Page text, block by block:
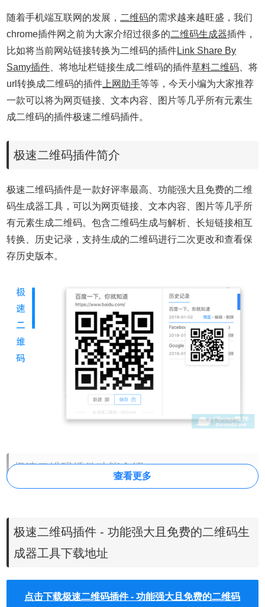
随着手机端互联网的发展， 二维码的需求越来越旺盛，我们
chrome插件网之前为大家介绍过很多的二维码生成器插件，
比如将当前网站链接转换为二维码的插件Link Share By
Samy插件 、将地址栏链接生成二维码的插件草料二维码 、将
url转换成二维码的插件 上网助手等等，今天小编为大家推荐
一款可以将为网页链接、文本内容、图片等几乎所有元素生
成二维码的插件极速二维码插件。
极速二维码插件简介
极速二维码插件是一款好评率最高、功能强大且免费的二维
码生成器工具，可以为网页链接、文本内容、图片等几乎所
有元素生成二维码。包含二维码生成与解析、长短链接相互
转换、历史记录，支持生成的二维码进行二次更改和查看保
存历史版本。
极速二维码插件功能介绍
2. 二维码可以缓存在本地，并且可以跨Tab展示
3. 二维码标题及链接可以修改及保存
4. 二维码可以下载及保存
5. 支持IP动态替换，本地开发不用每天改IP
7. 支持在网页视频中（截图）识别二维码
查看更多
极速二维码插件 - 功能强大且免费的二维码生
成器工具下载地址
点击下载极速二维码插件 - 功能强大且免费的二维码